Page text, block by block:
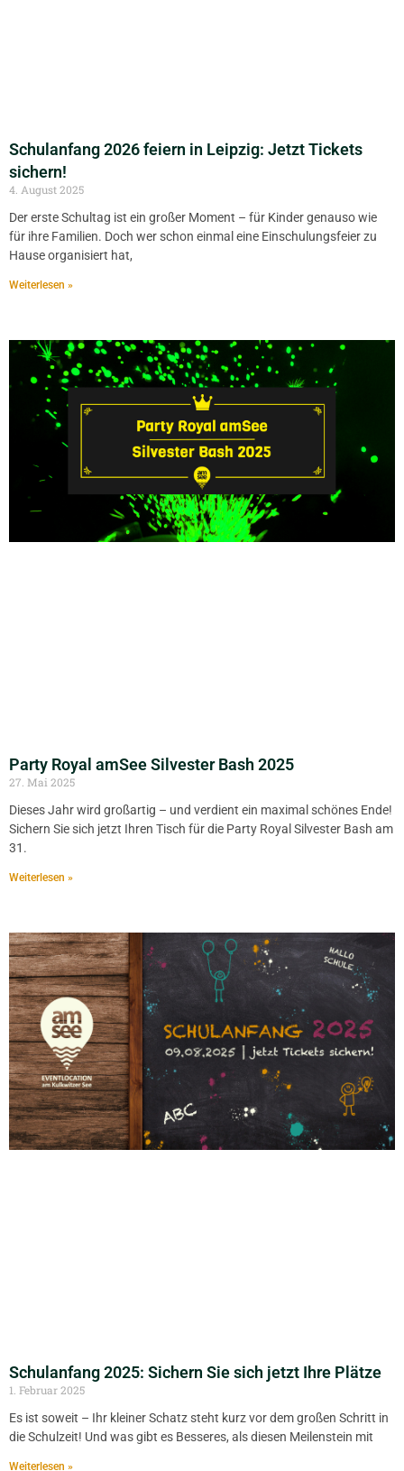
Schulanfang 2026 feiern in Leipzig: Jetzt Tickets
sichern!
4. August 2025
Der erste Schultag ist ein großer Moment – für Kinder genauso wie
für ihre Familien. Doch wer schon einmal eine Einschulungsfeier zu
Hause organisiert hat,
Weiterlesen »
Party Royal amSee Silvester Bash 2025
27. Mai 2025
Dieses Jahr wird großartig – und verdient ein maximal schönes Ende!
Sichern Sie sich jetzt Ihren Tisch für die Party Royal Silvester Bash am
31.
Weiterlesen »
Schulanfang 2025: Sichern Sie sich jetzt Ihre Plätze
1. Februar 2025
Es ist soweit – Ihr kleiner Schatz steht kurz vor dem großen Schritt in
die Schulzeit! Und was gibt es Besseres, als diesen Meilenstein mit
Weiterlesen »